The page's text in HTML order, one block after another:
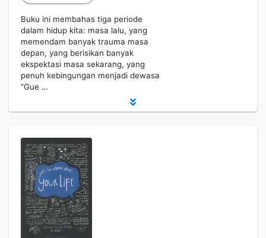
Buku ini membahas tiga periode
dalam hidup kita: masa lalu, yang
memendam banyak trauma masa
depan, yang berisikan banyak
ekspektasi masa sekarang, yang
penuh kebingungan menjadi dewasa
"Gue …